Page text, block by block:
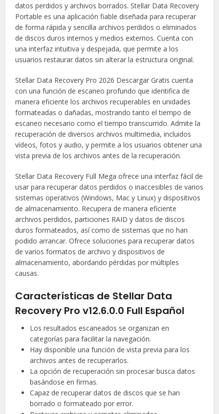
datos perdidos y archivos borrados. Stellar Data Recovery
Portable es una aplicación fiable diseñada para recuperar
de forma rápida y sencilla archivos perdidos o eliminados
de discos duros internos y medios externos. Cuenta con
una interfaz intuitiva y despejada, que permite a los
usuarios restaurar datos sin alterar la estructura original.
Stellar Data Recovery Pro 2026 Descargar Gratis cuenta
con una función de escaneo profundo que identifica de
manera eficiente los archivos recuperables en unidades
formateadas o dañadas, mostrando tanto el tiempo de
escaneo necesario como el tiempo transcurrido. Admite la
recuperación de diversos archivos multimedia, incluidos
vídeos, fotos y audio, y permite a los usuarios obtener una
vista previa de los archivos antes de la recuperación.
Stellar Data Recovery Full Mega ofrece una interfaz fácil de
usar para recuperar datos perdidos o inaccesibles de varios
sistemas operativos (Windows, Mac y Linux) y dispositivos
de almacenamiento. Recupera de manera eficiente
archivos perdidos, particiones RAID y datos de discos
duros formateados, así como de sistemas que no han
podido arrancar. Ofrece soluciones para recuperar datos
de varios formatos de archivo y dispositivos de
almacenamiento, abordando pérdidas por múltiples
causas.
Características de Stellar Data
Recovery Pro v12.6.0.0 Full Español
Los resultados escaneados se organizan en
categorías para facilitar la navegación.
Hay disponible una función de vista previa para los
archivos antes de recuperarlos.
La opción de recuperación sin procesar busca datos
basándose en firmas.
Capaz de recuperar datos de discos que se han
borrado o formateado por error.